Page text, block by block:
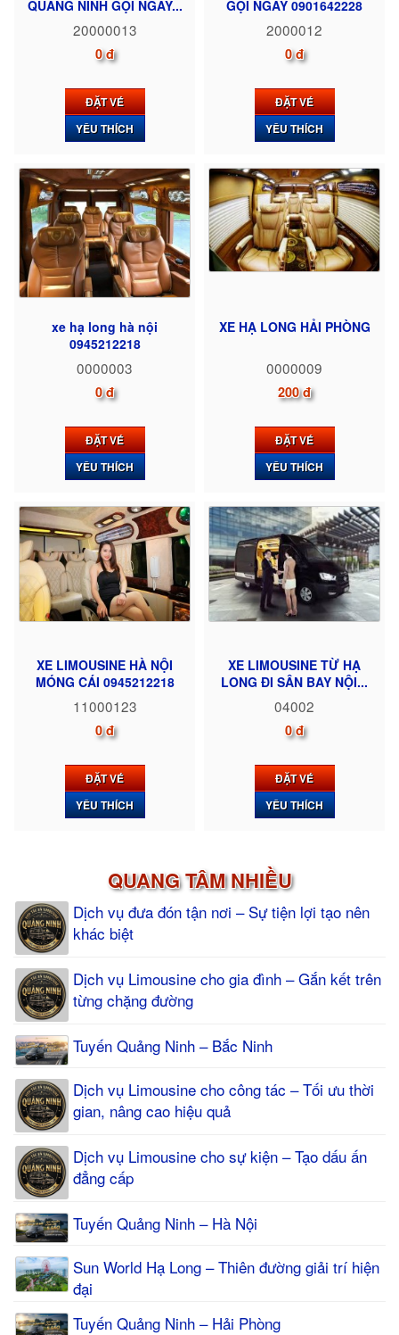
QUẢNG NINH GỌI NGAY...
20000013
0 đ
ĐẶT VÉ
YÊU THÍCH
GỌI NGAY 0901642228
2000012
0 đ
ĐẶT VÉ
YÊU THÍCH
xe hạ long hà nội
0945212218
0000003
0 đ
ĐẶT VÉ
YÊU THÍCH
XE HẠ LONG HẢI PHÒNG
0000009
200 đ
ĐẶT VÉ
YÊU THÍCH
XE LIMOUSINE HÀ NỘI
MÓNG CÁI 0945212218
11000123
0 đ
ĐẶT VÉ
YÊU THÍCH
XE LIMOUSINE TỪ HẠ
LONG ĐI SÂN BAY NỘI...
04002
0 đ
ĐẶT VÉ
YÊU THÍCH
QUANG TÂM NHIỀU
Dịch vụ đưa đón tận nơi – Sự tiện lợi tạo nên
khác biệt
Dịch vụ Limousine cho gia đình – Gắn kết trên
từng chặng đường
Tuyến Quảng Ninh – Bắc Ninh
Dịch vụ Limousine cho công tác – Tối ưu thời
gian, nâng cao hiệu quả
Dịch vụ Limousine cho sự kiện – Tạo dấu ấn
đẳng cấp
Tuyến Quảng Ninh – Hà Nội
Sun World Hạ Long – Thiên đường giải trí hiện
đại
Tuyến Quảng Ninh – Hải Phòng